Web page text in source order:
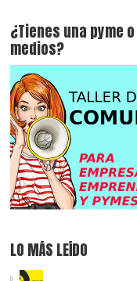
¿Tienes una pyme o startup?
medios?
LO MÁS LEÍDO